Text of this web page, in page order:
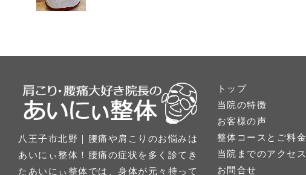
八王子市北野｜腰痛や肩こりのお悩みは
あいにぃ整体！腰痛の症状を多く診てき
たあいにぃ整体では、身体が元々持って
トップ
当院の特徴
お客様の声
整体コースとご料金
当院までのアクセス
お問合せ